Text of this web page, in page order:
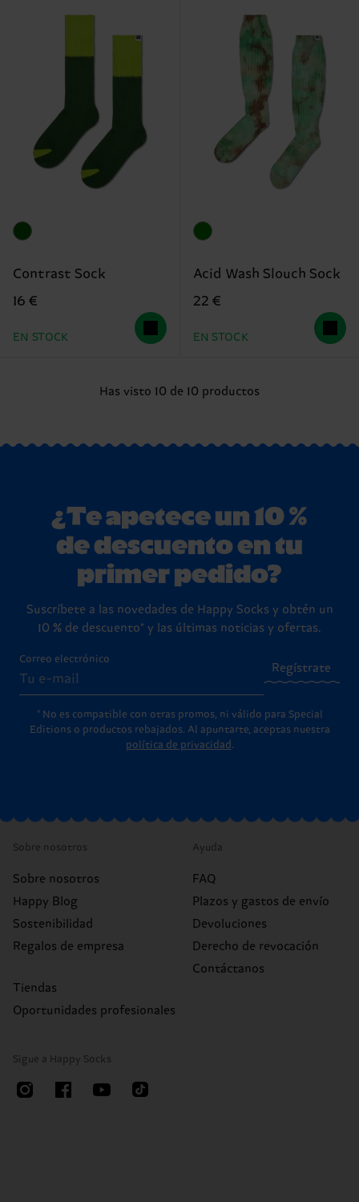
Contrast Sock
16 €
EN STOCK
Acid Wash Slouch Sock
22 €
EN STOCK
Has visto 10 de 10 productos
¿Te apetece un 10 %
de descuento en tu
primer pedido?
Suscríbete a las novedades de Happy Socks y obtén un
10 % de descuento* y las últimas noticias y ofertas.
Correo electrónico
Regístrate
* No es compatible con otras promos, ni válido para Special
Editions o productos rebajados. Al apuntarte, aceptas nuestra
política de privacidad .
Sobre nosotros
Sobre nosotros
Happy Blog
Sostenibilidad
Regalos de empresa
Tiendas
Oportunidades profesionales
Ayuda
FAQ
Plazos y gastos de envío
Devoluciones
Derecho de revocación
Contáctanos
Sigue a Happy Socks